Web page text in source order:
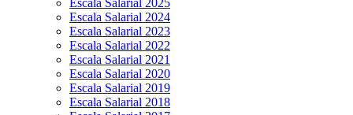
Escala Salarial 2024
Escala Salarial 2023
Escala Salarial 2022
Escala Salarial 2021
Escala Salarial 2020
Escala Salarial 2019
Escala Salarial 2018